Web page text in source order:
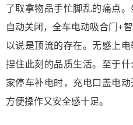
了取拿物品手忙脚乱的痛点。
自动关闭，全车电动吸合门+
以说是顶流的存在。无感上
捏住此刻的品质生活。至于
家停车补电时，充电口盖电动
方便操作又安全感十足。